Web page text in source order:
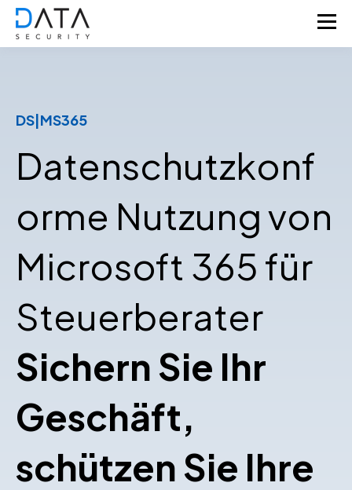
DS|MS365
Datenschutzkonf
orme Nutzung von
Microsoft 365 für
Steuerberater
Sichern Sie Ihr
Geschäft,
schützen Sie Ihre